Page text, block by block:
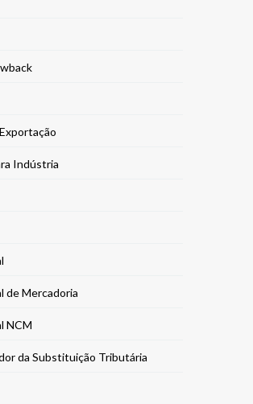
Indústria
de Mercadoria
NCM
da Substituição Tributária